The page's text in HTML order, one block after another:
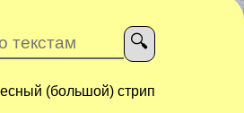
(большой) стрип